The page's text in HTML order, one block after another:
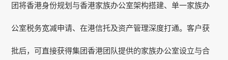
团将香港身份规划与香港家族办公室架构搭建、单一家族办
公室税务宽减申请、在港信托及资产管理深度打通。客户获
批后，可直接获得集团香港团队提供的家族办公室设立与合